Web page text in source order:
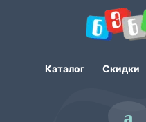
Каталог Скидки